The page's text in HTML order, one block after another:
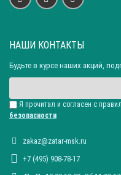
НАШИ КОНТАКТЫ
Будьте в курсе наших акций,
Я прочитал и согласен с
безопасности
zakaz@zatar-msk.ru
+7 (495) 908-78-17